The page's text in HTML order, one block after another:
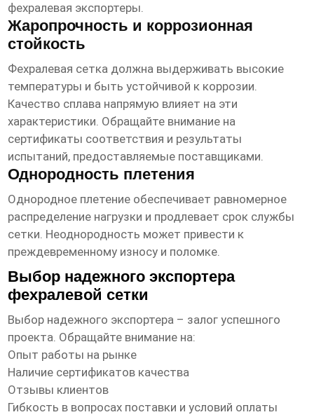
фехралевая экспортеры.
Жаропрочность и коррозионная
стойкость
Фехралевая сетка должна выдерживать высокие
температуры и быть устойчивой к коррозии.
Качество сплава напрямую влияет на эти
характеристики. Обращайте внимание на
сертификаты соответствия и результаты
испытаний, предоставляемые поставщиками.
Однородность плетения
Однородное плетение обеспечивает равномерное
распределение нагрузки и продлевает срок службы
сетки. Неоднородность может привести к
преждевременному износу и поломке.
Выбор надежного экспортера
фехралевой сетки
Выбор надежного экспортера – залог успешного
проекта. Обращайте внимание на:
Опыт работы на рынке
Наличие сертификатов качества
Отзывы клиентов
Гибкость в вопросах поставки и условий оплаты